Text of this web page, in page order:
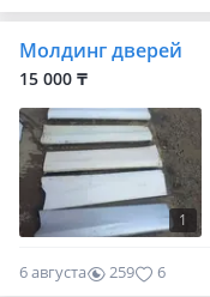
Молдинг дверей
15 000 ₸
1
6 августа 259 6